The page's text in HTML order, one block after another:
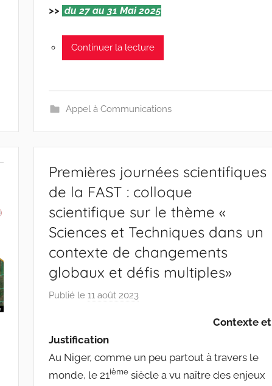
>> du 27 au 31 Mai 2025
Continuer la lecture
Appel à Communications
Premières journées scientifiques
de la FAST : colloque
scientifique sur le thème «
Sciences et Techniques dans un
contexte de changements
globaux et défis multiples»
Publié le11 août 2023
a
c
Contexte et
Justification
Au Niger, comme un peu partout à travers le
monde, le 21 ième siècle a vu naître des enjeux